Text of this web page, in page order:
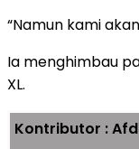
“Namun kami
Ia menghimbau
XL.
Kontributor :